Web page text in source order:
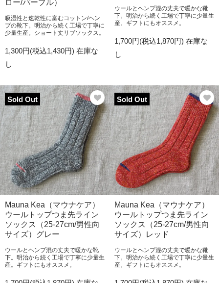
ロー/パープル）
吸湿性と速乾性に富むコットン/ヘン
プの靴下。明治から続く工場で丁寧に
少量生産。ショート丈リブソックス。
1,300円(税込1,430円) 在庫な
し
ウールとヘンプ混の丈夫で暖かな靴
下。明治から続く工場で丁寧に少量生
産。ギフトにもオススメ。
1,700円(税込1,870円) 在庫な
し
Sold Out
Mauna Kea（マウナケア）
ウールトップつま先ライン
ソックス（25-27cm/男性向
サイズ）グレー
ウールとヘンプ混の丈夫で暖かな靴
下。明治から続く工場で丁寧に少量生
産。ギフトにもオススメ。
Sold Out
Mauna Kea（マウナケア）
ウールトップつま先ライン
ソックス（25-27cm/男性向
サイズ）レッド
ウールとヘンプ混の丈夫で暖かな靴
下。明治から続く工場で丁寧に少量生
産。ギフトにもオススメ。